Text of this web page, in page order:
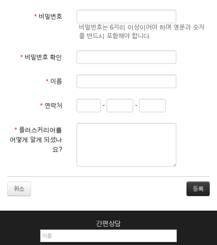
것으로 간주됩니다.
제3조 (약관의 외 준칙)
관계법령의 규정에 따릅니다.
① 서비스 이용계약은 서비스 이용 희망자가 본 약관에 동의한
를 심사, 승낙함으로써 성립하며, 회사는 신청자의 실명 확인 절
차를 밟을 수 있습니다.
② 회원가입시 입력한 ID는 변경할 수 없으며, 회원 1인당 한 개
의 ID가 발급됩니다. 부득이한 경우로 인해 변경하고자 하는 경
거절하거나 취소할 수 있으며, 실명으로 등록하지 않은 자의 일
2. 개인정보를 허위로 기재하여 신청할 경우
3. 경쟁 관게에 있는 이용자가 신청할 경우
4. 타인의 서비스 이용을 방해하거나, 정보를 도용한 경우
* 비밀번호
비밀번호는 6자리 이상이어야 하며 영문과 숫자
를 반드시 포함해야 합니다.
* 비밀번호 확인
* 이름
* 연락처 - -
* 플러스커리어를
어떻게 알게 되셨나
요?
취소
간편상담